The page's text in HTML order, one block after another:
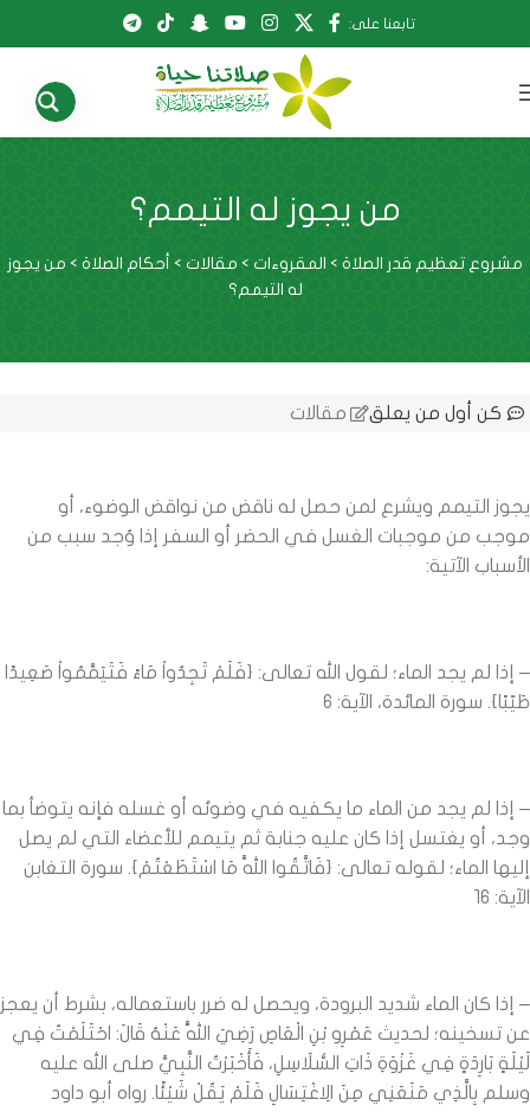
تابعنا على:
من يجوز له التيمم؟
مشروع تعظيم قدر الصلاة > المقروءات > مقالات > أحكام الصلاة > من يجوز
له التيمم؟
كن أول من يعلق مقالات
يجوز التيمم ويشرع لمن حصل له ناقض من نواقض الوضوء، أو
موجب من موجبات الغسل في الحضر أو السفر إذا وُجد سبب من
الأسباب الآتية:
– إذا لم يجد الماء؛ لقول الله تعالى: {فَلَمْ تَجِدُواْ مَاءً فَتَيَمَّمُواْ صَعِيدًا
طَيّبًا}. سورة المائدة، الآية: 6
– إذا لم يجد من الماء ما يكفيه في وضوئه أو غسله فإنه يتوضأ بما
وجد، أو يغتسل إذا كان عليه جنابة ثم يتيمم للأعضاء التي لم يصل
إليها الماء؛ لقوله تعالى: {فَاتَّقُوا اللَّهَ مَا اسْتَطَعْتُمْ}. سورة التغابن
الآية: 16
– إذا كان الماء شديد البرودة، ويحصل له ضرر باستعماله، بشرط أن يعجز
عن تسخينه؛ لحديث عَمْرِو بْنِ الْعَاصِ رَضِيَ اللَّهُ عَنْهُ قَالَ: احْتَلَمْتُ فِي
لَيْلَةٍ بَارِدَةٍ فِي غَزْوَةِ ذَاتِ السُّلَاسِلِ، فَأَخْبَرْتُ النَّبِيَّ صلى الله عليه
وسلم بِالَّذِي مَنَعَنِي مِنَ الِاغْتِسَالِ فَلَمْ يَقُلْ شَيْئًا. رواه أبو داود